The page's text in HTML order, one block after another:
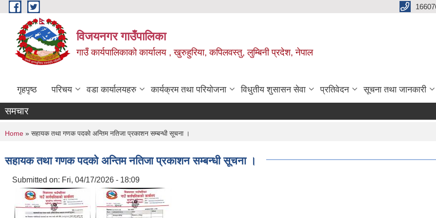
Skip to main content
विजयनगर गाउँपालिका
गाउँ कार्यपालिकाको कार्यालय , खुरुहुरिया, कपिलवस्तु, लुम्बिनी प्रदेश, नेपाल
गृहपृष्ठ परिचय वडा कार्यालयहरु कार्यक्रम तथा परियोजना विधुतीय शुसासन सेवा प्रतिवेदन सूचना तथा जानकारी
समचार
You are here
Home » सहायक तथा गणक पदकाे अन्तिम नतिजा प्रकाशन सम्बन्धी सूचना ।
सहायक तथा गणक पदकाे अन्तिम नतिजा प्रकाशन सम्बन्धी सूचना ।
Submitted on: Fri, 04/17/2026 - 18:09